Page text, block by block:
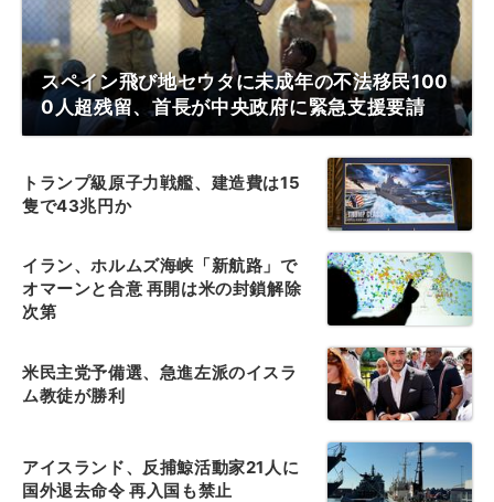
スペイン飛び地セウタに未成年の不法移民100
0人超残留、首長が中央政府に緊急支援要請
トランプ級原子力戦艦、建造費は15
隻で43兆円か
イラン、ホルムズ海峡「新航路」で
オマーンと合意 再開は米の封鎖解除
次第
米民主党予備選、急進左派のイスラ
ム教徒が勝利
アイスランド、反捕鯨活動家21人に
国外退去命令 再入国も禁止